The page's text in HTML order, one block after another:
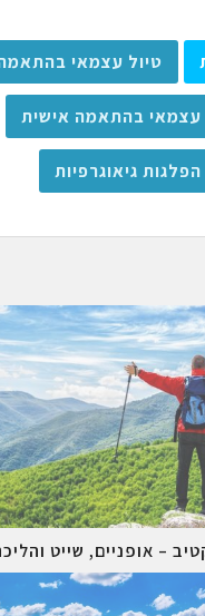
טיול עצמאי
עצמאי בהתאמה אישית
הפלגות גיאוגרפיות
– אופניים, שייט